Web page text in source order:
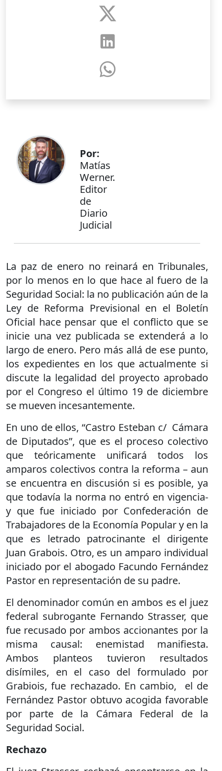
Por:
Matías
Werner.
Editor
de
Diario
Judicial
La paz de enero no reinará en Tribunales,
por lo menos en lo que hace al fuero de la
Seguridad Social: la no publicación aún de la
Ley de Reforma Previsional en el Boletín
Oficial hace pensar que el conflicto que se
inicie una vez publicada se extenderá a lo
largo de enero. Pero más allá de ese punto,
los expedientes en los que actualmente si
discute la legalidad del proyecto aprobado
por el Congreso el último 19 de diciembre
se mueven incesantemente.
En uno de ellos, “Castro Esteban c/ Cámara
de Diputados”, que es el proceso colectivo
que teóricamente unificará todos los
amparos colectivos contra la reforma – aun
se encuentra en discusión si es posible, ya
que todavía la norma no entró en vigencia-
y que fue iniciado por Confederación de
Trabajadores de la Economía Popular y en la
que es letrado patrocinante el dirigente
Juan Grabois. Otro, es un amparo individual
iniciado por el abogado Facundo Fernández
Pastor en representación de su padre.
El denominador común en ambos es el juez
federal subrogante Fernando Strasser, que
fue recusado por ambos accionantes por la
misma causal: enemistad manifiesta.
Ambos planteos tuvieron resultados
disímiles, en el caso del formulado por
Grabiois, fue rechazado. En cambio, el de
Fernández Pastor obtuvo acogida favorable
por parte de la Cámara Federal de la
Seguridad Social.
Rechazo